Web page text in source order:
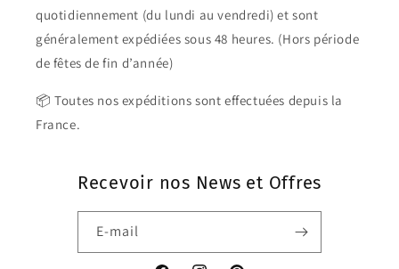
quotidiennement (du lundi au vendredi) et sont
généralement expédiées sous 48 heures. (Hors période
de fêtes de fin d’année)
📦 Toutes nos expéditions sont effectuées depuis la
France.
Recevoir nos News et Offres
E-mail